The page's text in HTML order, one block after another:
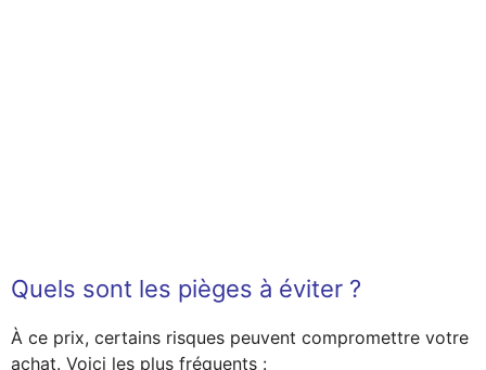
Quels sont les pièges à éviter ?
À ce prix, certains risques peuvent compromettre votre
achat. Voici les plus fréquents :